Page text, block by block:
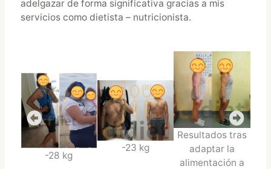
adelgazar de forma significativa gracias a mis
servicios como dietista – nutricionista.
-28 kg
-23 kg
Resultados tras
adaptar la
alimentación a